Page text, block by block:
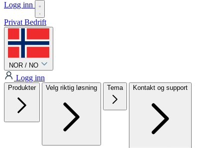
Logg inn
Privat Bedrift
NOR / NO
Logg inn
Produkter Velg riktig løsning Tema Kontakt og support